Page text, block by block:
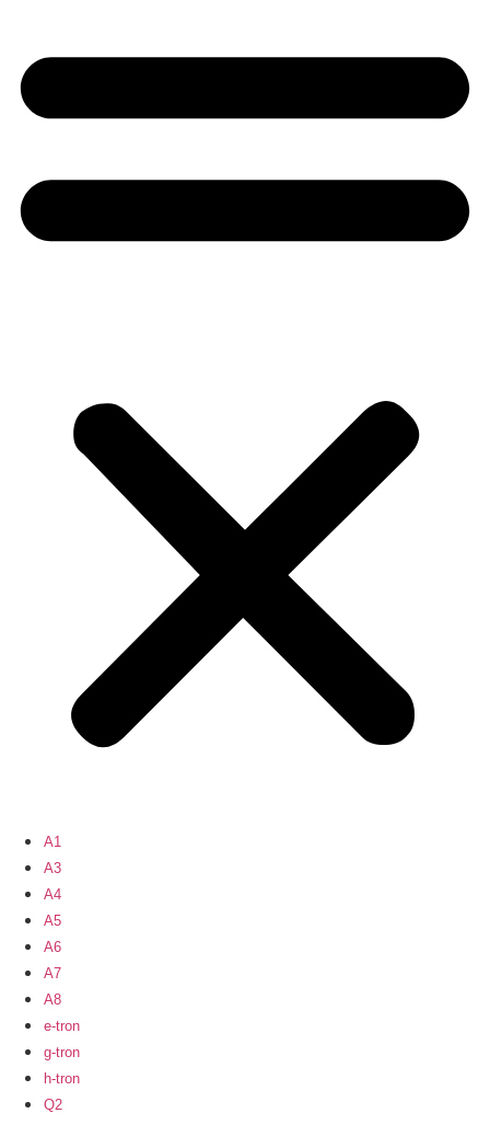
A1
A3
A4
A5
A6
A7
A8
e-tron
g-tron
h-tron
Q2